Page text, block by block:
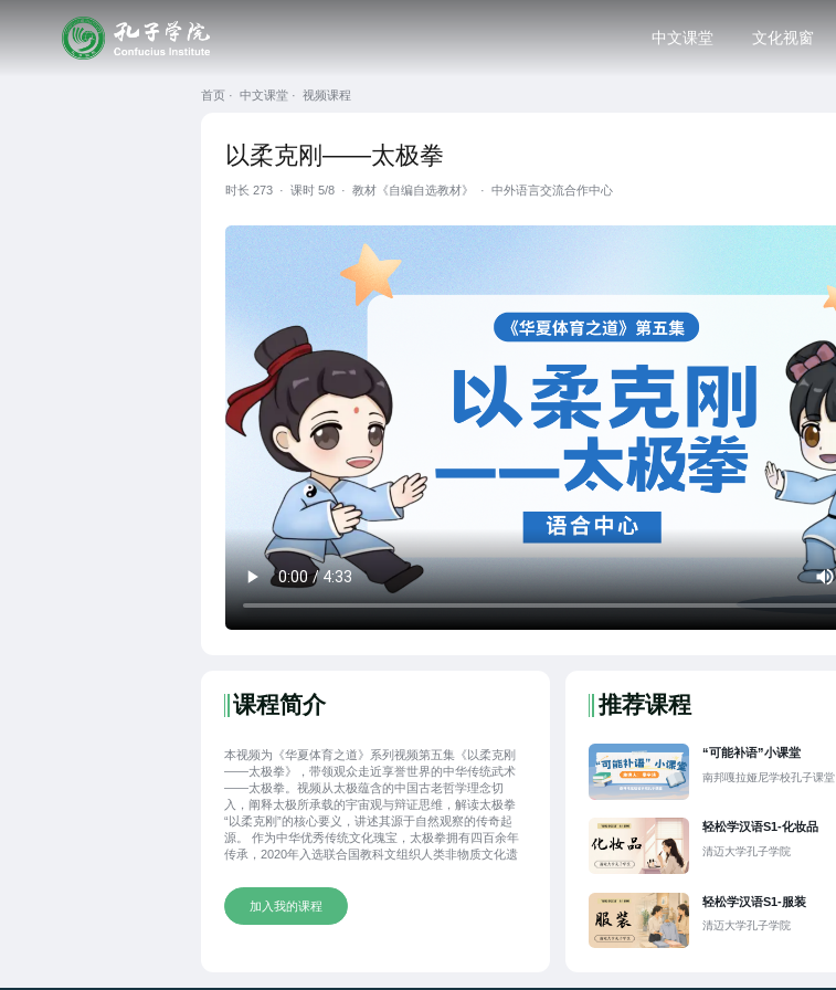
中文课堂 文化视窗
首页 · 中文课堂 · 视频课程
以柔克刚——太极拳
时长273 · 课时 5/8 · 教材《自编自选教材》 · 中外语言交流合作中心
课程简介
本视频为《华夏体育之道》系列视频第五集《以柔克刚
——太极拳》，带领观众走近享誉世界的中华传统武术
——太极拳。视频从太极蕴含的中国古老哲学理念切
入，阐释太极所承载的宇宙观与辩证思维，解读太极拳
“以柔克刚”的核心要义，讲述其源于自然观察的传奇起
源。 作为中华优秀传统文化瑰宝，太极拳拥有四百余年
传承，2020年入选联合国教科文组织人类非物质文化遗
和、顺应自然等东方智慧，动作舒缓易学，兼具教育与
健身价值。如今太极拳已传播至全球150多个国家和地
区，超3亿人参与练习，成为连接世界的文化桥梁。本集
加入我的课程
推荐课程
“可能补语”小课堂
南邦嘎拉娅尼学校孔子课堂
轻松学汉语S1-化妆品
清迈大学孔子学院
轻松学汉语S1-服装
清迈大学孔子学院